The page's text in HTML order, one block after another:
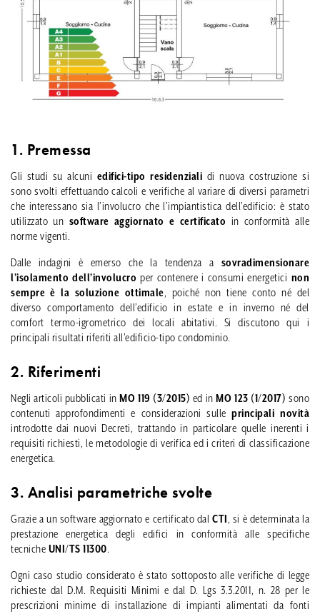
1. Premessa
Gli studi su alcuni edifici-tipo residenziali di nuova costruzione si
sono svolti effettuando calcoli e verifiche al variare di diversi parametri
che interessano sia l’involucro che l’impiantistica dell’edificio: è stato
utilizzato un software aggiornato e certificato in conformità alle
norme vigenti.
Dalle indagini è emerso che la tendenza a sovradimensionare
l’isolamento dell’involucro per contenere i consumi energetici non
sempre è la soluzione ottimale, poiché non tiene conto né del
diverso comportamento dell’edificio in estate e in inverno né del
comfort termo-igrometrico dei locali abitativi. Si discutono qui i
principali risultati riferiti all’edificio-tipo condominio.
2. Riferimenti
Negli articoli pubblicati in MO 119 (3/2015) ed in MO 123 (1/2017) sono
contenuti approfondimenti e considerazioni sulleprincipali novità
introdotte dai nuovi Decreti, trattando in particolare quelle inerenti i
requisiti richiesti, le metodologie di verifica ed i criteri di classificazione
energetica.
3. Analisi parametriche svolte
Grazie a un software aggiornato e certificato dal CTI , si è determinata la
prestazione energetica degli edifici in conformità alle specifiche
tecniche UNI/TS 11300.
Ogni caso studio considerato è stato sottoposto alle verifiche di legge
richieste dal D.M. Requisiti Minimi e dal D. Lgs 3.3.2011, n. 28 per le
prescrizioni minime di installazione di impianti alimentati da fonti